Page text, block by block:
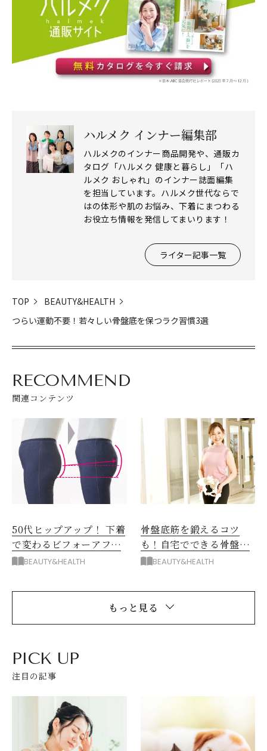
ハルメク インナー編集部
ハルメクのインナー商品開発や、通販カ
タログ「ハルメク 健康と暮らし」「ハ
ルメク おしゃれ」のインナー誌面編集
を担当しています。ハルメク世代ならで
はの体形や肌のお悩み、下着にまつわる
お役立ち情報を発信してまいります！
ライター記事一覧
TOP
BEAUTY&HEALTH
つらい運動不要！若々しい骨盤底を保つラク習慣3選
RECOMMEND
関連コンテンツ
50代ヒップアップ！ 下着
で変わるビフォーアフタ
ー BEAUTY&HEALTH
骨盤底筋を鍛えるコツ
も！自宅でできる骨盤底
筋体操BEAUTY&HEALTH
もっと見る
PICK UP
注目の記事